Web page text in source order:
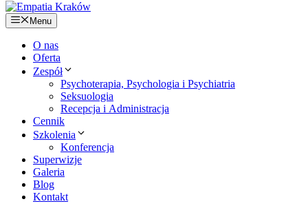
Menu
O nas
Oferta
Zespół
Psychoterapia, Psychologia i Psychiatria
Seksuologia
Recepcja i Administracja
Cennik
Szkolenia
Konferencja
Superwizje
Galeria
Blog
Kontakt